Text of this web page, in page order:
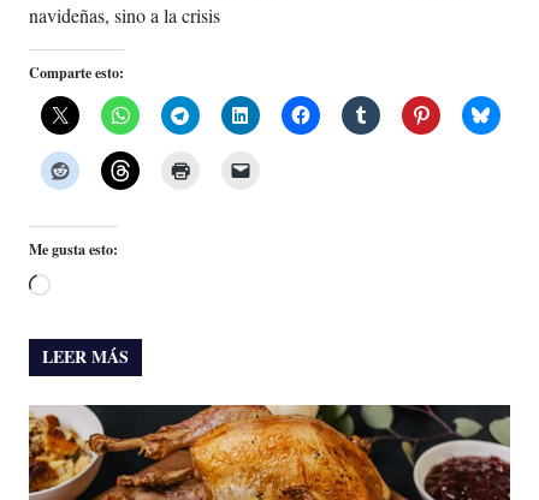
navideñas, sino a la crisis
Comparte esto:
Me gusta esto:
Cargando...
LEER MÁS